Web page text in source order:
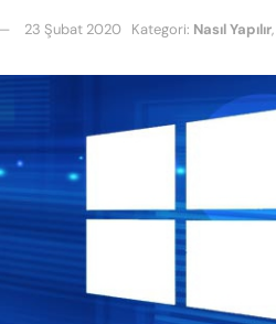
23 Şubat 2020 Kategori: Nasıl Yapılır,